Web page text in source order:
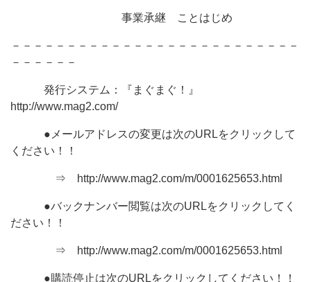
事業承継 ことはじめ
－－－－－－－－－－－－－－－－－－－－－－－－－－
－－－－－－
発行システム：『まぐまぐ！』
http://www.mag2.com/
●メールアドレスの変更は次のURLをクリックして
ください！！
⇒ http://www.mag2.com/m/0001625653.html
●バックナンバー閲覧は次のURLをクリックしてく
ださい！！
⇒ http://www.mag2.com/m/0001625653.html
●購読停止は次のURLをクリックしてください！！